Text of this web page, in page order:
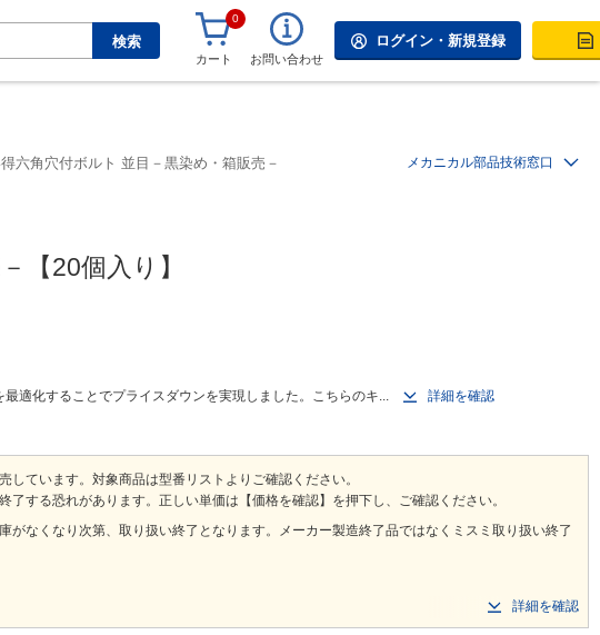
検索 ログイン・新規登録
0
カート お問い合わせ
六角穴付ボルト 並目－黒染め・箱販売－ メカニカル部品技術窓口
【20個入り】
最適化することでプライスダウンを実現しました。こちらのキ...
詳細を確認
しています。対象商品は型番リストよりご確認ください。
了する恐れがあります。正しい単価は【価格を確認】を押下し、ご確認ください。
がなくなり次第、取り扱い終了となります。メーカー製造終了品ではなくミスミ取り扱い終了
詳細を確認